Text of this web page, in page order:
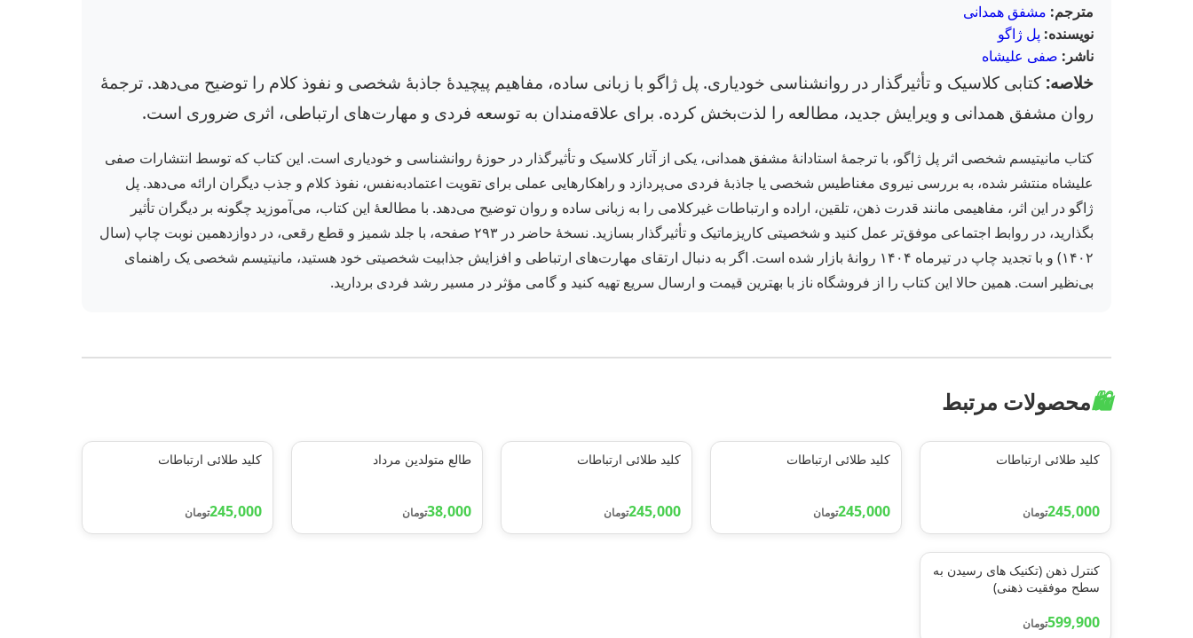
مترجم: مشفق همدانی
نویسنده: پل ژاگو
ناشر: صفی علیشاه
خلاصه: کتابی کلاسیک و تأثیرگذار در روانشناسی خودیاری. پل ژاگو با زبانی ساده، مفاهیم پیچیدهٔ جاذبهٔ شخصی و نفوذ کلام را توضیح می‌دهد. ترجمهٔ
روان مشفق همدانی و ویرایش جدید، مطالعه را لذت‌بخش کرده. برای علاقه‌مندان به توسعه فردی و مهارت‌های ارتباطی، اثری ضروری است.
کتاب مانیتیسم شخصی اثر پل ژاگو، با ترجمهٔ استادانهٔ مشفق همدانی، یکی از آثار کلاسیک و تأثیرگذار در حوزهٔ روانشناسی و خودیاری است. این کتاب که توسط انتشارات صفی
علیشاه منتشر شده، به بررسی نیروی مغناطیس شخصی یا جاذبهٔ فردی می‌پردازد و راهکارهایی عملی برای تقویت اعتمادبه‌نفس، نفوذ کلام و جذب دیگران ارائه می‌دهد. پل
ژاگو در این اثر، مفاهیمی مانند قدرت ذهن، تلقین، اراده و ارتباطات غیرکلامی را به زبانی ساده و روان توضیح می‌دهد. با مطالعهٔ این کتاب، می‌آموزید چگونه بر دیگران تأثیر
بگذارید، در روابط اجتماعی موفق‌تر عمل کنید و شخصیتی کاریزماتیک و تأثیرگذار بسازید. نسخهٔ حاضر در ۲۹۳ صفحه، با جلد شمیز و قطع رقعی، در دوازدهمین نوبت چاپ (سال
۱۴۰۲) و با تجدید چاپ در تیرماه ۱۴۰۴ روانهٔ بازار شده است. اگر به دنبال ارتقای مهارت‌های ارتباطی و افزایش جذابیت شخصیتی خود هستید، مانیتیسم شخصی یک راهنمای
بی‌نظیر است. همین حالا این کتاب را از فروشگاه ناز با بهترین قیمت و ارسال سریع تهیه کنید و گامی مؤثر در مسیر رشد فردی بردارید.
🛍️محصولات مرتبط
کلید طلائی ارتباطات
245,000تومان
کلید طلائی ارتباطات
245,000تومان
کلید طلائی ارتباطات
245,000تومان
طالع متولدین مرداد
38,000تومان
کلید طلائی ارتباطات
245,000تومان
کنترل ذهن (تکنیک های رسیدن به
سطح موفقیت ذهنی)
599,900تومان